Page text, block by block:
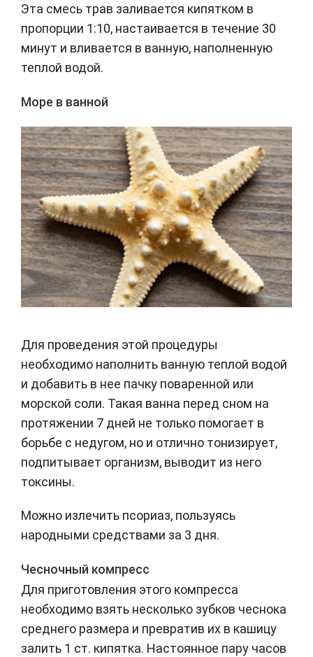
Эта смесь трав заливается кипятком в
пропорции 1:10, настаивается в течение 30
минут и вливается в ванную, наполненную
теплой водой.
Море в ванной
Для проведения этой процедуры
необходимо наполнить ванную теплой водой
и добавить в нее пачку поваренной или
морской соли. Такая ванна перед сном на
протяжении 7 дней не только помогает в
борьбе с недугом, но и отлично тонизирует,
подпитывает организм, выводит из него
токсины.
Можно излечить псориаз, пользуясь
народными средствами за 3 дня.
Чесночный компресс
Для приготовления этого компресса
необходимо взять несколько зубков чеснока
среднего размера и превратив их в кашицу
залить 1 ст. кипятка. Настоянное пару часов